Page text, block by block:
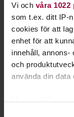
Vi och våra 1022
som t.ex. ditt IP-
cookies för att
enhet för att
innehåll, annons-
och
använda din data
Johan
Sektionschef
054-17 29 75